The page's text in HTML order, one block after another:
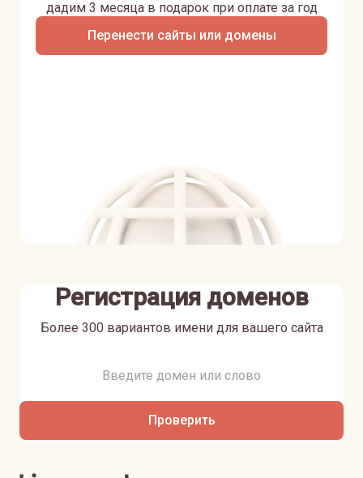
Перенести сайты или домены
дадим 3 месяца в подарок при оплате за год
Регистрация доменов
Более 300 вариантов имени для вашего сайта
Проверить